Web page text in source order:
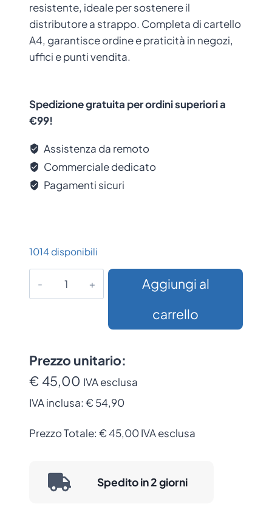
resistente, ideale per sostenere il
distributore a strappo. Completa di cartello
A4, garantisce ordine e praticità in negozi,
uffici e punti vendita.
Spedizione gratuita per ordini superiori a
€99!
Assistenza da remoto
Commerciale dedicato
Pagamenti sicuri
1014 disponibili
Eliminacode
Strappo
quantità
Aggiungi al
carrello
Prezzo unitario:
€ 45,00 IVA esclusa
IVA inclusa: € 54,90
Prezzo Totale: €45,00IVA esclusa
Spedito in 2 giorni